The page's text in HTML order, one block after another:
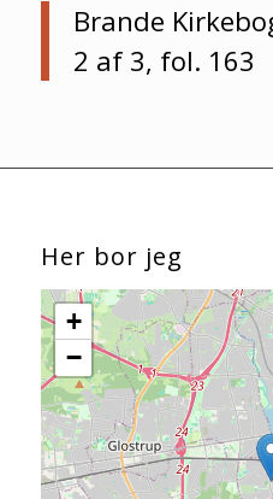
Brande
2 af 3, fol. 163
Her bor jeg
+
−